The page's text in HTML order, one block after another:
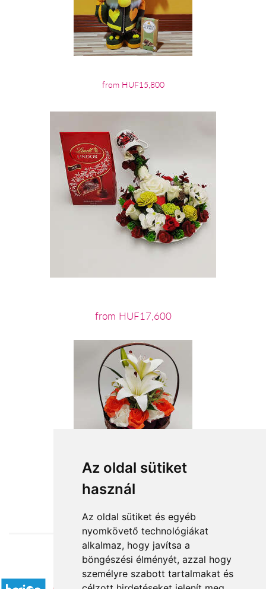
Az oldal sütiket
használ
Az oldal sütiket és egyéb
nyomkövető technológiákat
alkalmaz, hogy javítsa a
böngészési élményét, azzal hogy
személyre szabott tartalmakat és
from HUF15,800
from HUF17,600
from HUF16,320
Accepted payment methods